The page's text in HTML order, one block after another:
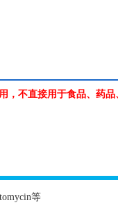
，不直接用于食品、药品
等